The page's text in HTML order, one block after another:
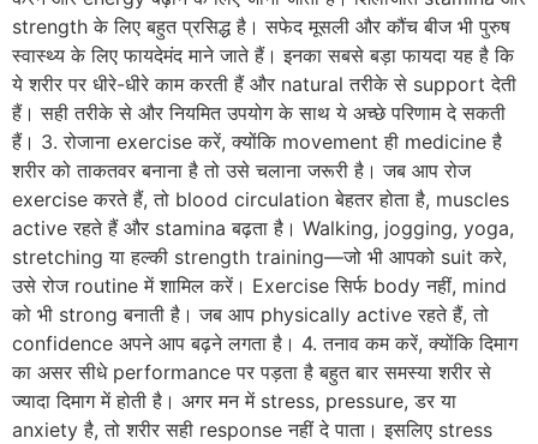
strength के लिए बहुत प्रसिद्ध है। सफेद मूसली और कौंच बीज भी पुरुष
स्वास्थ्य के लिए फायदेमंद माने जाते हैं। इनका सबसे बड़ा फायदा यह है कि
ये शरीर पर धीरे-धीरे काम करती हैं और natural तरीके से support देती
हैं। सही तरीके से और नियमित उपयोग के साथ ये अच्छे परिणाम दे सकती
हैं। 3. रोजाना exercise करें, क्योंकि movement ही medicine है
शरीर को ताकतवर बनाना है तो उसे चलाना जरूरी है। जब आप रोज
exercise करते हैं, तो blood circulation बेहतर होता है, muscles
active रहते हैं और stamina बढ़ता है। Walking, jogging, yoga,
stretching या हल्की strength training—जो भी आपको suit करे,
उसे रोज routine में शामिल करें। Exercise सिर्फ body नहीं, mind
को भी strong बनाती है। जब आप physically active रहते हैं, तो
confidence अपने आप बढ़ने लगता है। 4. तनाव कम करें, क्योंकि दिमाग
का असर सीधे performance पर पड़ता है बहुत बार समस्या शरीर से
ज्यादा दिमाग में होती है। अगर मन में stress, pressure, डर या
anxiety है, तो शरीर सही response नहीं दे पाता। इसलिए stress